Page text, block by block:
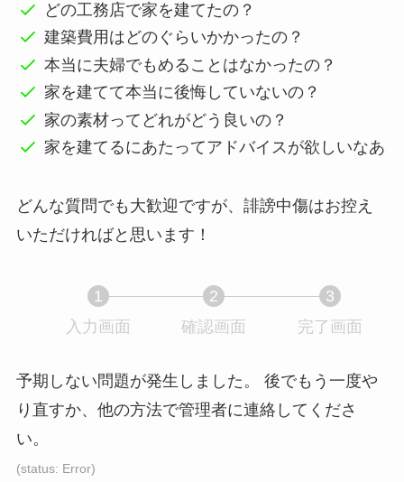
どの工務店で家を建てたの？
建築費用はどのぐらいかかったの？
本当に夫婦でもめることはなかったの？
家を建てて本当に後悔していないの？
家の素材ってどれがどう良いの？
家を建てるにあたってアドバイスが欲しいなあ
どんな質問でも大歓迎ですが、誹謗中傷はお控え
いただければと思います！
1
入力画面
表
示
さ
2
確認画面
示
さ
3
完了画面
表
予期しない問題が発生しました。 後でもう一度や
り直すか、他の方法で管理者に連絡してくださ
い。
(status: Error)